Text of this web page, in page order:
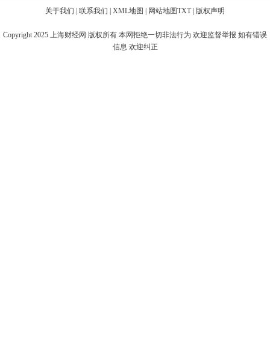
关于我们 联系我们 XML地图 网站地图TXT| 版权声明
Copyright 2025 上海财经网 版权所有 本网拒绝一切非法行为 欢迎监督举报 如有错误
信息 欢迎纠正